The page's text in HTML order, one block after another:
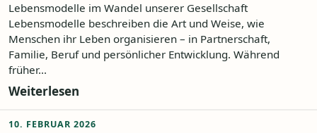
Lebensmodelle im Wandel unserer Gesellschaft
Lebensmodelle beschreiben die Art und Weise, wie
Menschen ihr Leben organisieren – in Partnerschaft,
Familie, Beruf und persönlicher Entwicklung. Während
früher...
Weiterlesen
10. FEBRUAR 2026